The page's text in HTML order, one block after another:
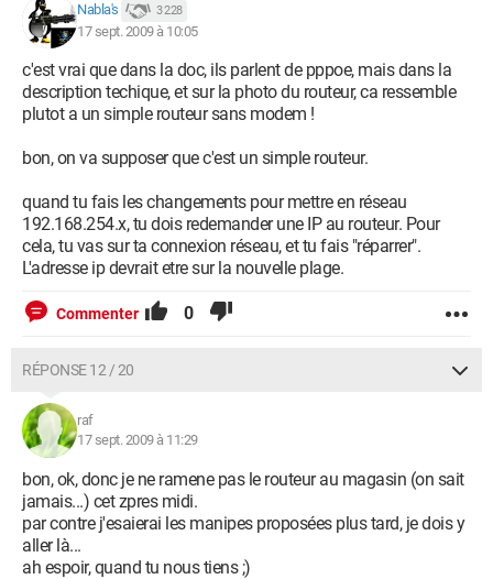
Nabla's 3 228
17 sept. 2009 à 10:05
c'est vrai que dans la doc, ils parlent de pppoe, mais dans la
description techique, et sur la photo du routeur, ca ressemble
plutot a un simple routeur sans modem !
bon, on va supposer que c'est un simple routeur.
quand tu fais les changements pour mettre en réseau
192.168.254.x, tu dois redemander une IP au routeur. Pour
cela, tu vas sur ta connexion réseau, et tu fais "réparrer".
L'adresse ip devrait etre sur la nouvelle plage.
Commenter 0
RÉPONSE 12 / 20
raf
17 sept. 2009 à 11:29
bon, ok, donc je ne ramene pas le routeur au magasin (on sait
jamais...) cet zpres midi.
par contre j'esaierai les manipes proposées plus tard, je dois y
aller là...
ah espoir, quand tu nous tiens ;)